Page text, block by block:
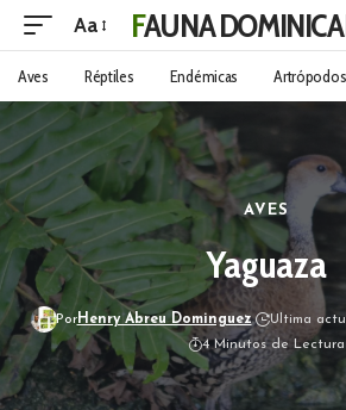
Aa FAUNA
Aves Réptiles Endémicas Artrópodos
AVES
Yaguaza
PorHenry Abreu Dominguez
Ultima
4 Minutos de Lectura